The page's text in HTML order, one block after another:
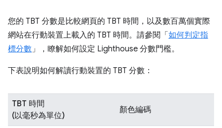
您的 TBT 分數是比較網頁的 TBT 時間，以及數百萬個實際
網站在行動裝置上載入的 TBT 時間。請參閱「 如何判定指
標分數」，瞭解如何設定 Lighthouse 分數門檻。
下表說明如何解讀行動裝置的 TBT 分數：
TBT 時間
(以毫秒為單位)
顏色編碼